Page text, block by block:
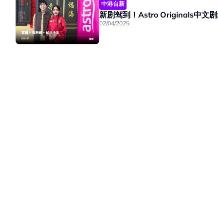
中港台新
新剧驾到！Astro Originals中文剧
02/04/2025